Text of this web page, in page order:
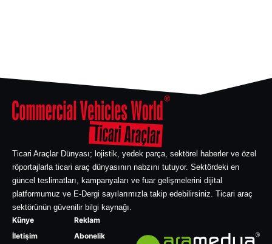
Ticari Araçlar Dünyası; lojistik, yedek parça, sektörel haberler ve özel
röportajlarla ticari araç dünyasının nabzını tutuyor. Sektördeki en
güncel teslimatları, kampanyaları ve fuar gelişmelerini dijital
platformumuz ve E-Dergi sayılarımızla takip edebilirsiniz. Ticari araç
sektörünün güvenilir bilgi kaynağı.
Künye
İletişim
Reklam
Abonelik